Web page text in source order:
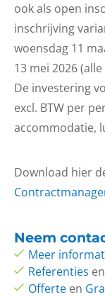
ook als open
inschrijving
woensdag 11
13 mei 2026
De investering
excl. BTW per
accommodatie,
Download hier
Neem
Meer
Referenties en
Offerte en